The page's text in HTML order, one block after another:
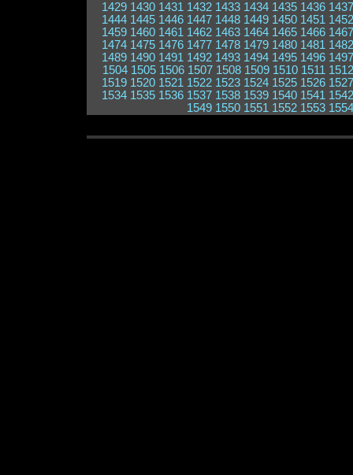
1429 1430 1431 1432 1433 1434 1435 1436 1437
1444 1445 1446 1447 1448 1449 1450 1451 1452
1459 1460 1461 1462 1463 1464 1465 1466 1467
1474 1475 1476 1477 1478 1479 1480 1481 1482
1489 1490 1491 1492 1493 1494 1495 1496 1497
1504 1505 1506 1507 1508 1509 1510 1511 1512
1519 1520 1521 1522 1523 1524 1525 1526 1527
1534 1535 1536 1537 1538 1539 1540 1541 1542
1549 1550 1551 1552 1553 1554